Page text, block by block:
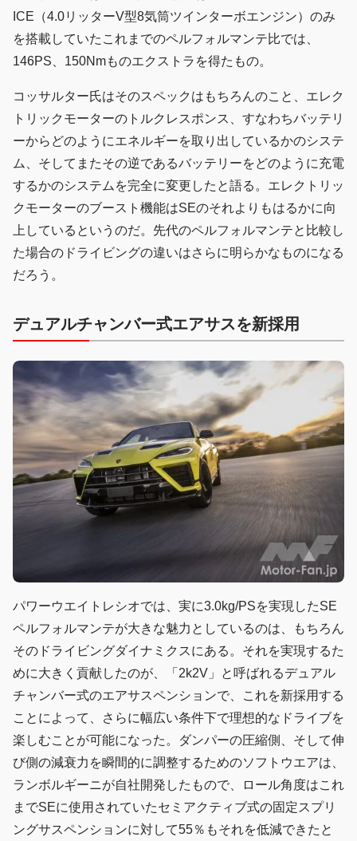
ICE（4.0リッターV型8気筒ツインターボエンジン）のみ
を搭載していたこれまでのペルフォルマンテ比では、
146PS、150Nmものエクストラを得たもの。
コッサルター氏はそのスペックはもちろんのこと、エレク
トリックモーターのトルクレスポンス、すなわちバッテリ
ーからどのようにエネルギーを取り出しているかのシステ
ム、そしてまたその逆であるバッテリーをどのように充電
するかのシステムを完全に変更したと語る。エレクトリッ
クモーターのブースト機能はSEのそれよりもはるかに向
上しているというのだ。先代のペルフォルマンテと比較し
た場合のドライビングの違いはさらに明らかなものになる
だろう。
デュアルチャンバー式エアサスを新採用
パワーウエイトレシオでは、実に3.0kg/PSを実現したSE
ペルフォルマンテが大きな魅力としているのは、もちろん
そのドライビングダイナミクスにある。それを実現するた
めに大きく貢献したのが、「2k2V」と呼ばれるデュアル
チャンバー式のエアサスペンションで、これを新採用する
ことによって、さらに幅広い条件下で理想的なドライブを
楽しむことが可能になった。ダンパーの圧縮側、そして伸
び側の減衰力を瞬間的に調整するためのソフトウエアは、
ランボルギーニが自社開発したもので、ロール角度はこれ
までSEに使用されていたセミアクティブ式の固定スプリ
ングサスペンションに対して55％もそれを低減できたと